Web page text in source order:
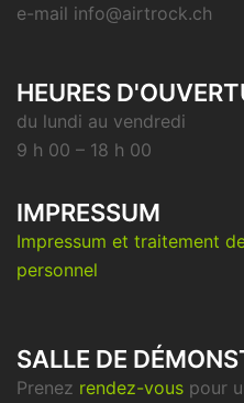
e-mail info@airtrock.ch
HEURES
du lundi au vendredi
9 h 00 – 18 h 00
IMPRESSUM
Impressum et traitement
personnel
SALLE DE
Prenez rendez-vous pour